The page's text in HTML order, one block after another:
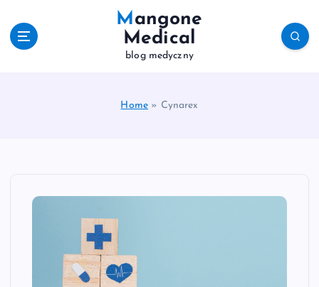
Mangone
Medical
blog medyczny
Home » Cynarex